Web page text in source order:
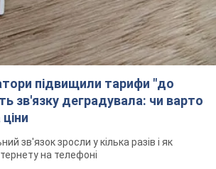
підвищили тарифи "до
зв'язку деградувала: чи варто
зв'язок зросли у кілька разів і як
на телефоні